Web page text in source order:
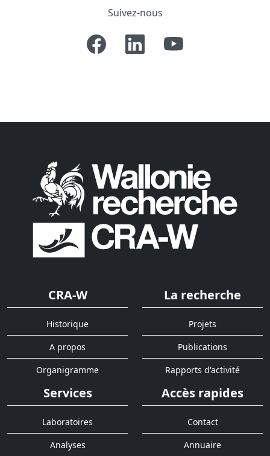
Suivez-nous
CRA-W
Historique
A propos
Organigramme
La recherche
Projets
Publications
Rapports d'activité
Services
Laboratoires
Analyses
Accès rapides
Contact
Annuaire